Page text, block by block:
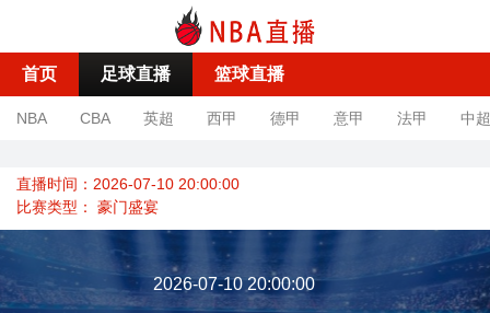
首页 足球直播 篮球直播
NBA CBA 英超 西甲 德甲 意甲 法甲 中超
直播时间：2026-07-10 20:00:00
比赛类型： 豪门盛宴
2026-07-10 20:00:00